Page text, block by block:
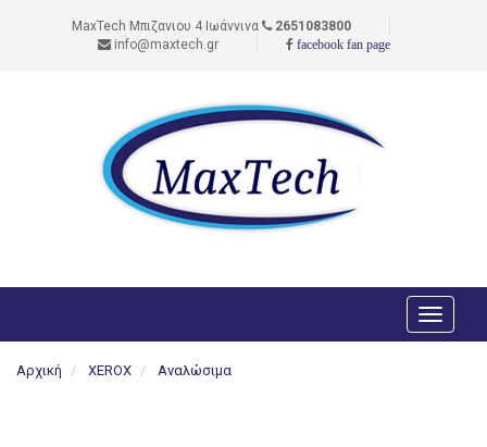
MaxTech Μπιζανιου 4 Ιωάννινα
2651083800
info@maxtech.gr
facebook fan page
Toggle
Αρχική XEROX Αναλώσιμα